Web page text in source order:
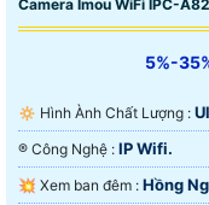
Camera Imou WiFi IPC-
5%-
🔅 Hình Ành Chất Lượng :
®️ Công Nghệ : IP Wifi.
💥 Xem ban đêm : Hồng